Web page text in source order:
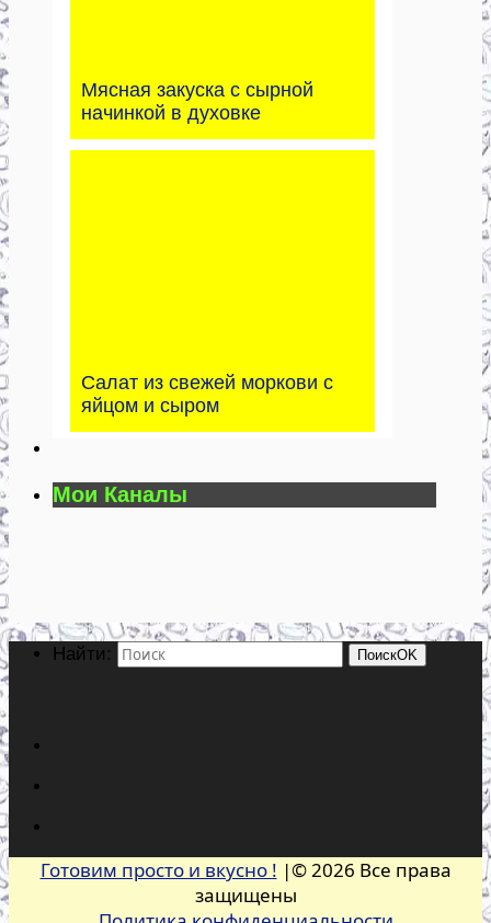
Мясная закуска с сырной
начинкой в духовке
Салат из свежей моркови с
яйцом и сыром
Мои Каналы
Найти: ПоискOK
Готовим просто и вкусно ! |© 2026 Все права
защищены